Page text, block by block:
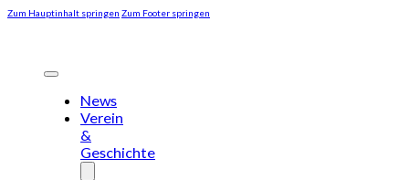
Zum Hauptinhalt springen Zum Footer springen
News
Verein
&
Geschichte